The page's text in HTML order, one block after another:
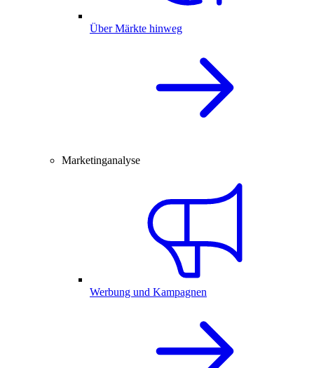
Über Märkte hinweg
Marketinganalyse
Werbung und Kampagnen